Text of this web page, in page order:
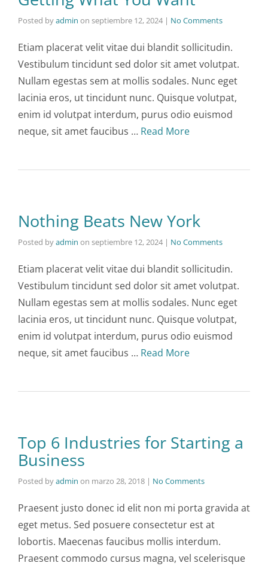
Posted byadmin on septiembre 12, 2024 | No Comments
Etiam placerat velit vitae dui blandit sollicitudin.
Vestibulum tincidunt sed dolor sit amet volutpat.
Nullam egestas sem at mollis sodales. Nunc eget
lacinia eros, ut tincidunt nunc. Quisque volutpat,
enim id volutpat interdum, purus odio euismod
neque, sit amet faucibus … Read More
Nothing Beats New York
Posted byadmin on septiembre 12, 2024 | No Comments
Etiam placerat velit vitae dui blandit sollicitudin.
Vestibulum tincidunt sed dolor sit amet volutpat.
Nullam egestas sem at mollis sodales. Nunc eget
lacinia eros, ut tincidunt nunc. Quisque volutpat,
enim id volutpat interdum, purus odio euismod
neque, sit amet faucibus … Read More
Top 6 Industries for Starting a
Business
Posted byadmin on marzo 28, 2018 | No Comments
Praesent justo donec id elit non mi porta gravida at
eget metus. Sed posuere consectetur est at
lobortis. Maecenas faucibus mollis interdum.
Praesent commodo cursus magna, vel scelerisque